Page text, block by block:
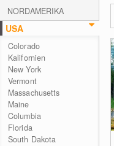
NORDAMERIKA
USA
Colorado
Kalifornien
New York
Vermont
Massachusetts
Maine
Columbia
Florida
South Dakota